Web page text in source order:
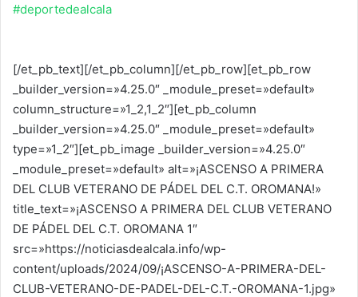
#deportedealcala
[/et_pb_text][/et_pb_column][/et_pb_row][et_pb_row
_builder_version=»4.25.0″ _module_preset=»default»
column_structure=»1_2,1_2″][et_pb_column
_builder_version=»4.25.0″ _module_preset=»default»
type=»1_2″][et_pb_image _builder_version=»4.25.0″
_module_preset=»default» alt=»¡ASCENSO A PRIMERA
DEL CLUB VETERANO DE PÁDEL DEL C.T. OROMANA!»
title_text=»¡ASCENSO A PRIMERA DEL CLUB VETERANO
DE PÁDEL DEL C.T. OROMANA 1″
src=»https://noticiasdealcala.info/wp-
content/uploads/2024/09/¡ASCENSO-A-PRIMERA-DEL-
CLUB-VETERANO-DE-PADEL-DEL-C.T.-OROMANA-1.jpg»